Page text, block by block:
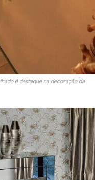
é destaque na decoração da